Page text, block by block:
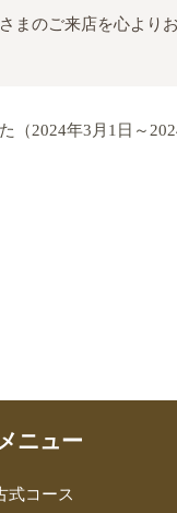
まのご来店を心より
（2024年3月1日～
ニュー
式コース